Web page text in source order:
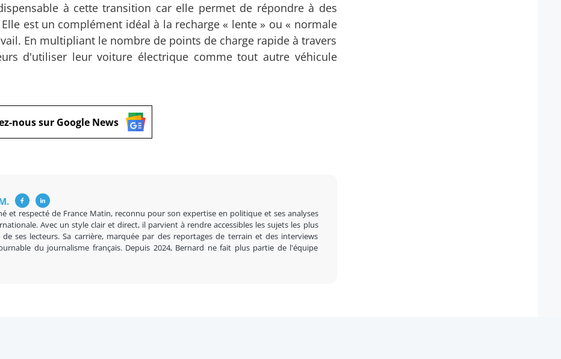
à cette transition car elle permet de répondre à des
est un complément idéal à la recharge « lente » ou « normale
En multipliant le nombre de points de charge rapide à travers
d'utiliser leur voiture électrique comme tout autre véhicule
nous sur Google News
et respecté de France Matin, reconnu pour son expertise en politique et ses analyses
Avec un style clair et direct, il parvient à rendre accessibles les sujets les plus
ses lecteurs. Sa carrière, marquée par des reportages de terrain et des interviews
du journalisme français. Depuis 2024, Bernard ne fait plus partie de l'équipe